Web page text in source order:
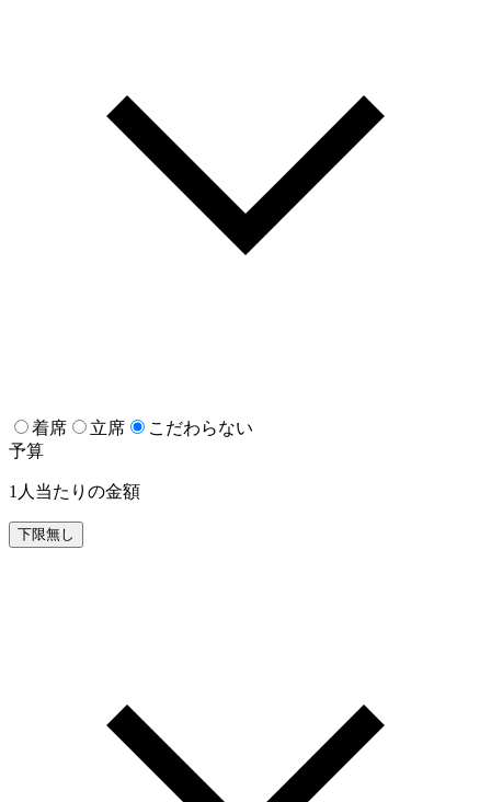
着席 立席
こだわらない
予算
1人当たりの金額
下限無し